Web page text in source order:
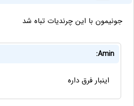
جونیمون با این چرندیات تباه شد
Amin:
اینبار فرق داره